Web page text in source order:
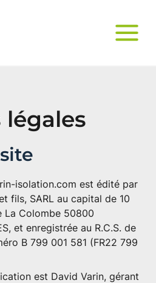
isolation.com est édité par
fils, SARL au capital de 10
La Colombe 50800
et enregistrée au R.C.S. de
B 799 001 581 (FR22 799
est David Varin, gérant